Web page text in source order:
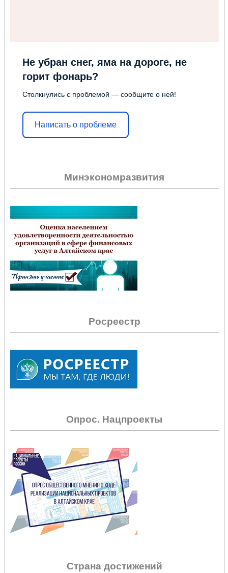
Не убран снег, яма на дороге, не
горит фонарь?
Столкнулись с проблемой — сообщите о ней!
Написать о проблеме
Минэкономразвития
Росреестр
Опрос. Нацпроекты
Страна достижений